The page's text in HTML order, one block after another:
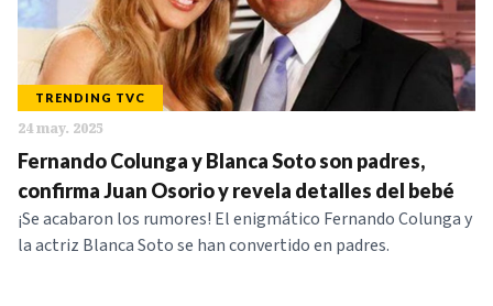
TRENDING TVC
24 may. 2025
Fernando Colunga y Blanca Soto son padres,
confirma Juan Osorio y revela detalles del bebé
¡Se acabaron los rumores! El enigmático Fernando Colunga y
la actriz Blanca Soto se han convertido en padres.